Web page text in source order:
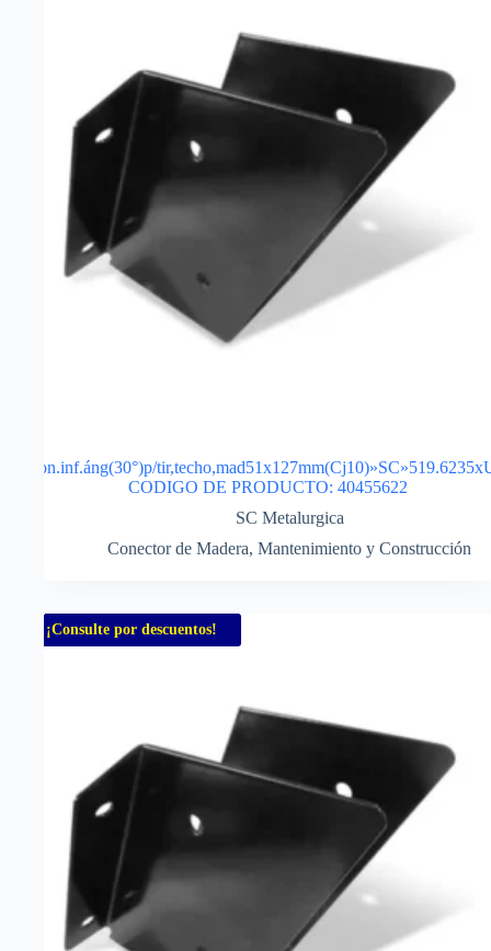
Con.inf.áng(30°)p/
CODIGO DE PRODUCTO: 40455622
SC Metalurgica
Conector de Madera, Mantenimiento y Construcción
¡Consulte por descuentos!